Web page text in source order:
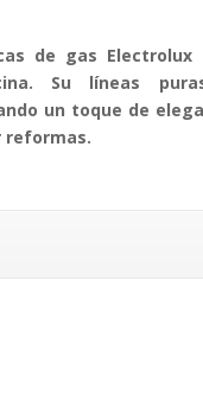
de gas
Su líneas
un toque de
reformas.